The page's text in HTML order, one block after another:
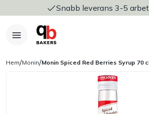
Snabb leverans 3-5
Hem/Monin/Monin Spiced Red Berries Syrup 70